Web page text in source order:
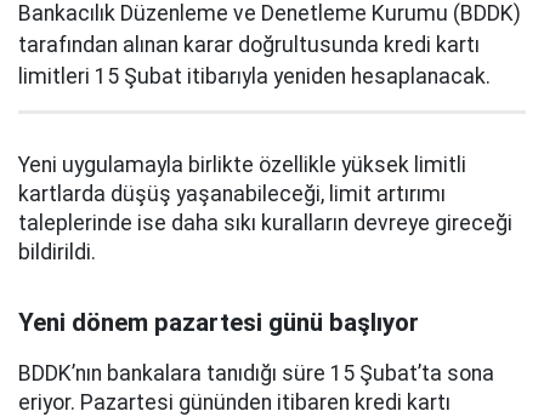
Bankacılık Düzenleme ve Denetleme Kurumu (BDDK)
tarafından alınan karar doğrultusunda kredi kartı
limitleri 15 Şubat itibarıyla yeniden hesaplanacak.
Yeni uygulamayla birlikte özellikle yüksek limitli
kartlarda düşüş yaşanabileceği, limit artırımı
taleplerinde ise daha sıkı kuralların devreye gireceği
bildirildi.
Yeni dönem pazartesi günü başlıyor
BDDK’nın bankalara tanıdığı süre 15 Şubat’ta sona
eriyor. Pazartesi gününden itibaren kredi kartı